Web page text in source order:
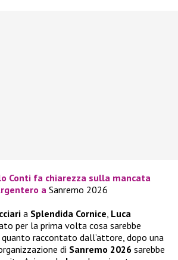
Conti fa chiarezza sulla mancata
aSanremo 2026
a Splendida Cornice, Luca
per la prima volta cosa sarebbe
raccontato dall’attore, dopo una
di Sanremo 2026 sarebbe